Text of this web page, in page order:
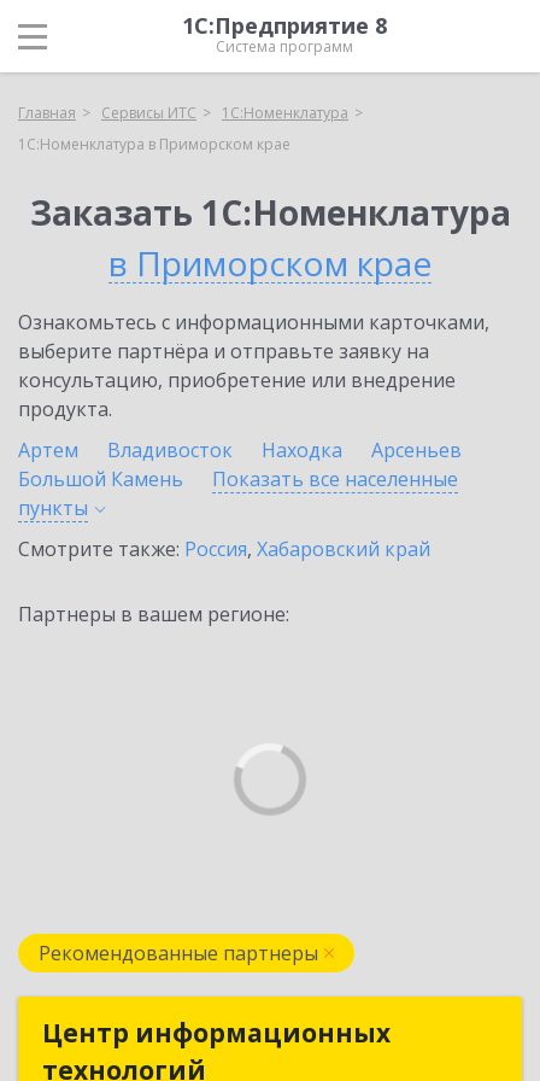
1С:Предприятие 8
Система программ
Главная Сервисы ИТС
1С:Номенклатура
1С:Номенклатура в Приморском крае
Заказать 1С:Номенклатура
в Приморском крае
Ознакомьтесь с информационными карточками,
выберите партнёра и отправьте заявку на
консультацию, приобретение или внедрение
продукта.
Артем
Владивосток Находка
Арсеньев
Большой Камень
Показать все населенные
пункты
Смотрите также: Россия, Хабаровский край
Партнеры в вашем регионе:
Рекомендованные партнеры
Центр информационных
технологий
Центр информационных